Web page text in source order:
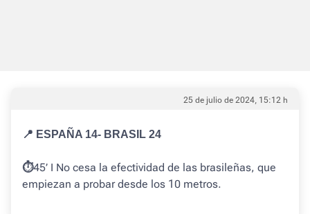
25 de julio de 2024, 15:12 h
📍 ESPAÑA 14- BRASIL 24
⏱️45’ I No cesa la efectividad de las brasileñas, que
empiezan a probar desde los 10 metros.